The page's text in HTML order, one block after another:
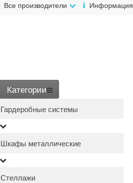
Все производители Информация
Категории
Гардеробные системы
Шкафы металлические
Стеллажи